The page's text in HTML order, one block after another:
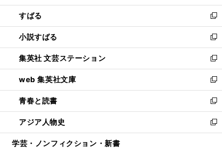
開
く
ウ
で
開
く
ン
ド
ウ
で
開
く
すばる
新
し
い
ウ
ィ
ン
ド
ウ
で
開
く
小説すばる
新
し
い
ウ
ィ
ン
ド
ウ
で
開
集英社 文芸ステーション
新
し
い
ウ
ィ
ン
ド
ウ
web 集英社文庫
新
し
い
ウ
ィ
ン
青春と読書
新
し
い
ウ
アジア人物史
新
し
学芸・ノンフィクション・新書